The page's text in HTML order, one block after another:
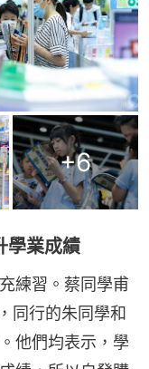
+6
學業成績
練習。蔡同學甫
同行的朱同學和
他們均表示，學